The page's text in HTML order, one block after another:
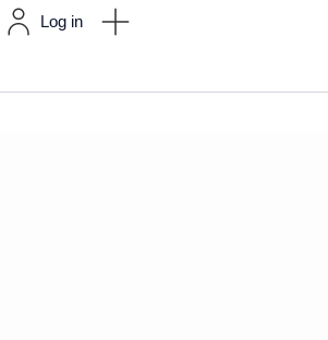
Log in